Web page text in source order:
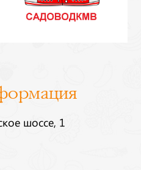
шоссе, 1